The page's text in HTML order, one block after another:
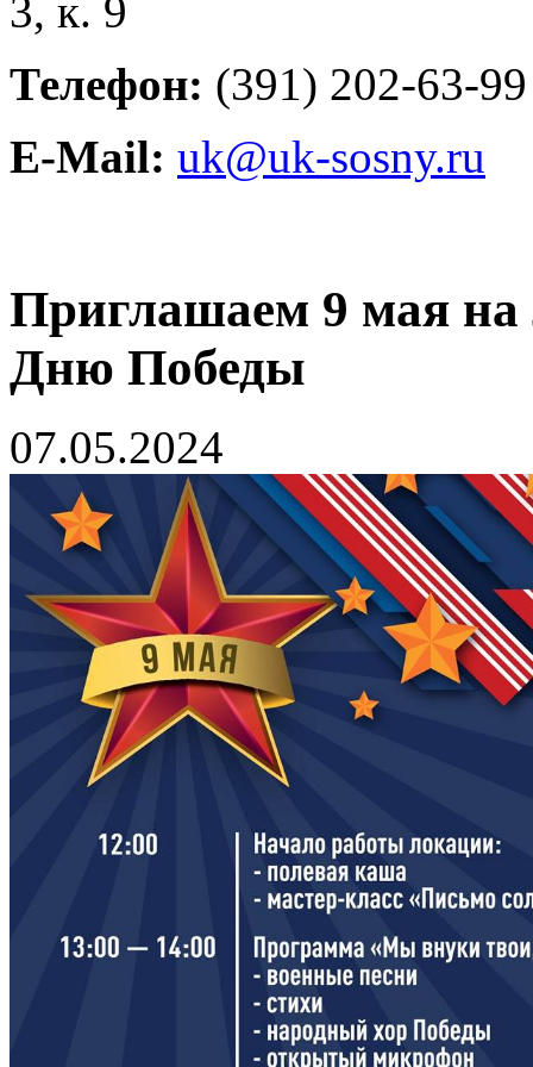
3, к. 9
Телефон: (391) 202-63-99
E-Mail: uk@uk-sosny.ru
Приглашаем 9 мая
Дню Победы
07.05.2024